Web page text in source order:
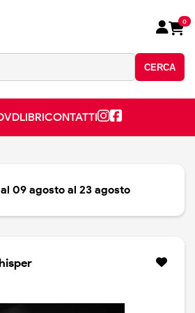
CERCA
0
LIBRICONTATTI
09 agosto al 23 agosto